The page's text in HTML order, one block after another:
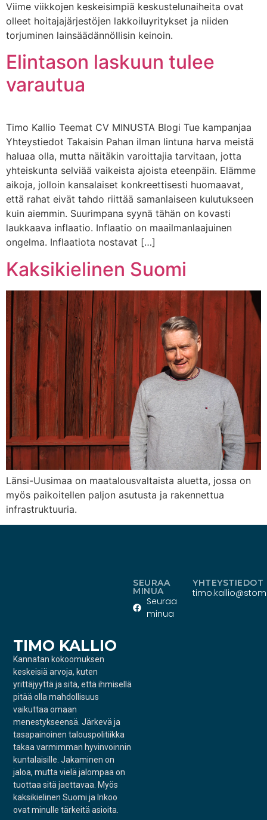
Viime viikkojen keskeisimpiä keskustelunaiheita ovat
olleet hoitajajärjestöjen lakkoiluyritykset ja niiden
torjuminen lainsäädännöllisin keinoin.
Elintason laskuun tulee
varautua
Timo Kallio Teemat CV MINUSTA Blogi Tue kampanjaa
Yhteystiedot Takaisin Pahan ilman lintuna harva meistä
haluaa olla, mutta näitäkin varoittajia tarvitaan, jotta
yhteiskunta selviää vaikeista ajoista eteenpäin. Elämme
aikoja, jolloin kansalaiset konkreettisesti huomaavat,
että rahat eivät tahdo riittää samanlaiseen kulutukseen
kuin aiemmin. Suurimpana syynä tähän on kovasti
laukkaava inflaatio. Inflaatio on maailmanlaajuinen
ongelma. Inflaatiota nostavat […]
Kaksikielinen Suomi
Länsi-Uusimaa on maatalousvaltaista aluetta, jossa on
myös paikoitellen paljon asutusta ja rakennettua
infrastruktuuria.
TIMO KALLIO
Kannatan kokoomuksen
keskeisiä arvoja, kuten
yrittäjyyttä ja sitä, että ihmisellä
pitää olla mahdollisuus
vaikuttaa omaan
menestykseensä. Järkevä ja
tasapainoinen talouspolitiikka
takaa varmimman hyvinvoinnin
kuntalaisille. Jakaminen on
jaloa, mutta vielä jalompaa on
tuottaa sitä jaettavaa. Myös
kaksikielinen Suomi ja Inkoo
ovat minulle tärkeitä asioita.
YHTEYSTIEDOT
SEURAA
MINUA
Seuraa
minua